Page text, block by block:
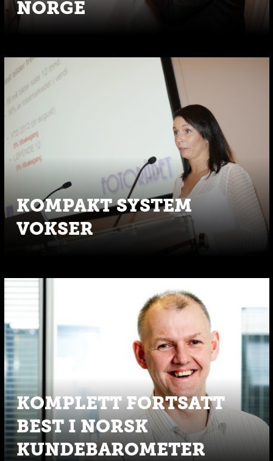
NORGE
KOMPAKT SYSTEM
VOKSER
KOMPLETT FORTSATT
BEST I NORSK
KUNDEBAROMETER